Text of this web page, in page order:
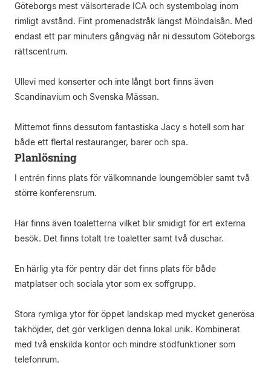
Göteborgs mest välsorterade ICA och systembolag inom
rimligt avstånd. Fint promenadstråk längst Mölndalsån. Med
endast ett par minuters gångväg når ni dessutom Göteborgs
rättscentrum.
Ullevi med konserter och inte långt bort finns även
Scandinavium och Svenska Mässan.
Mittemot finns dessutom fantastiska Jacy s hotell som har
både ett flertal restauranger, barer och spa.
Planlösning
I entrén finns plats för välkomnande loungemöbler samt två
större konferensrum.
Här finns även toaletterna vilket blir smidigt för ert externa
besök. Det finns totalt tre toaletter samt två duschar.
En härlig yta för pentry där det finns plats för både
matplatser och sociala ytor som ex soffgrupp.
Stora rymliga ytor för öppet landskap med mycket generösa
takhöjder, det gör verkligen denna lokal unik. Kombinerat
med två enskilda kontor och mindre stödfunktioner som
telefonrum.